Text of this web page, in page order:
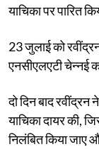
याचिका पर पारित
23 जुलाई को
एनसीएलएटी चेन्नई
दो दिन बाद
याचिका दायर की,
निलंबित किया जाए